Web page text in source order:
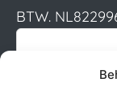
BTW.